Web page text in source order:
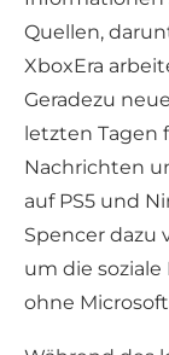
Quellen,
XboxEra
Geradezu
letzten Tagen
Nachrichten
auf PS5 und
Spencer dazu
um die
ohne